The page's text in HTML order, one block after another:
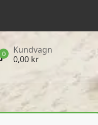
0
Kundvagn
0,00 kr